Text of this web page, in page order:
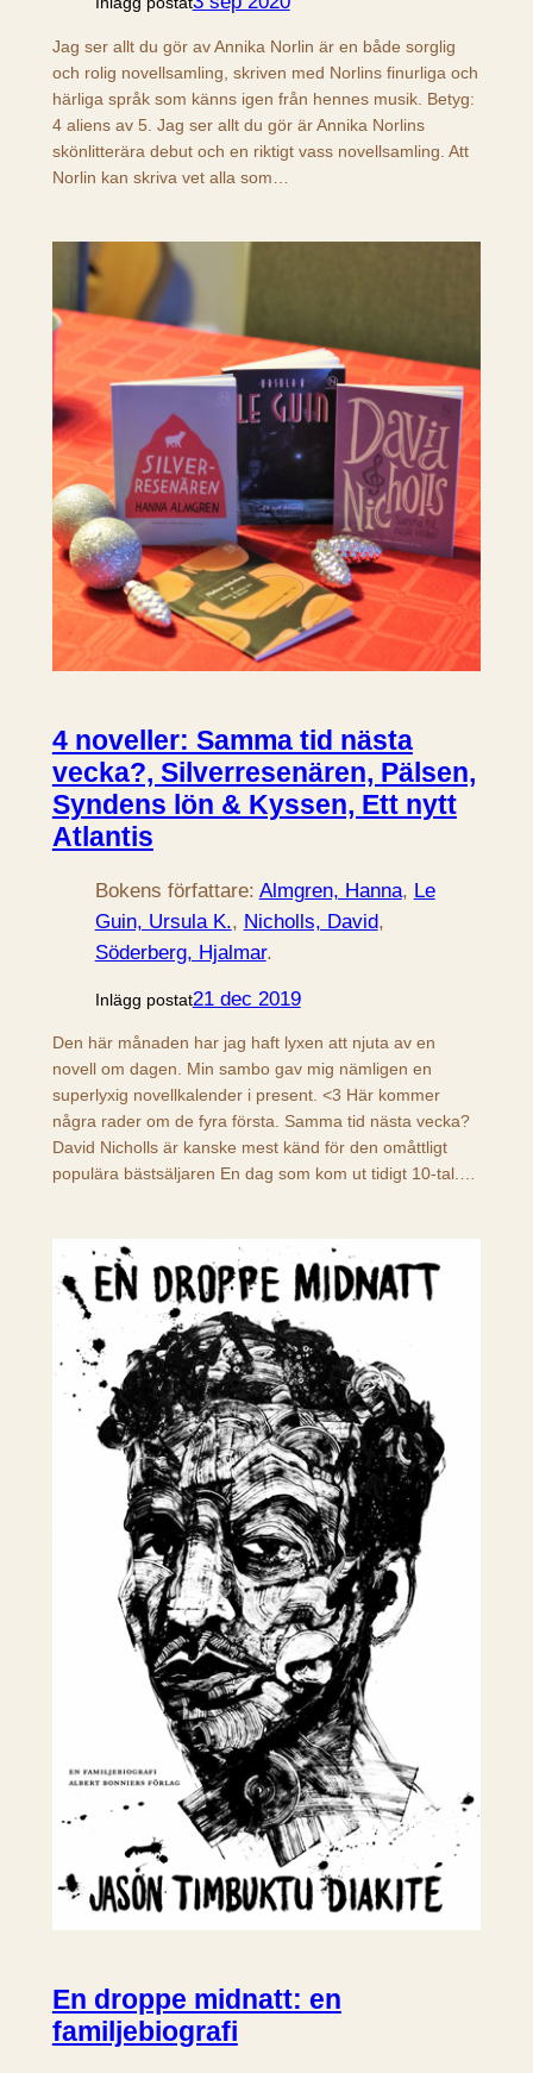
Jag ser allt du gör av Annika Norlin är en både sorglig
och rolig novellsamling, skriven med Norlins finurliga och
härliga språk som känns igen från hennes musik. Betyg:
4 aliens av 5. Jag ser allt du gör är Annika Norlins
skönlitterära debut och en riktigt vass novellsamling. Att
Norlin kan skriva vet alla som…
4 noveller: Samma tid nästa
vecka?, Silverresenären, Pälsen,
Syndens lön & Kyssen, Ett nytt
Atlantis
Bokens författare: Almgren, Hanna, Le
Guin, Ursula K., Nicholls, David
Söderberg, Hjalmar.
Inlägg postat21 dec 2019
Den här månaden har jag haft lyxen att njuta av en
novell om dagen. Min sambo gav mig nämligen en
superlyxig novellkalender i present. <3 Här kommer
några rader om de fyra första. Samma tid nästa vecka?
David Nicholls är kanske mest känd för den omåttligt
populära bästsäljaren En dag som kom ut tidigt 10-tal.…
En droppe midnatt: en
familjebiografi